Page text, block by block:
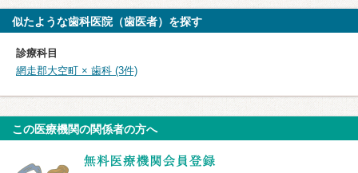
似たような歯科医院（歯医者）を探す
診療科目
網走郡大空町 × 歯科 (3件)
この医療機関の関係者の方へ